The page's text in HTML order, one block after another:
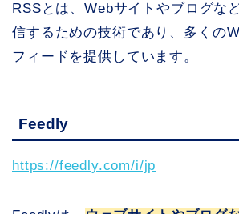
RSSとは、Webサイトやブログな
信するための技術であり、多くの
フィードを提供しています。
Feedly
https://feedly.com/i/jp